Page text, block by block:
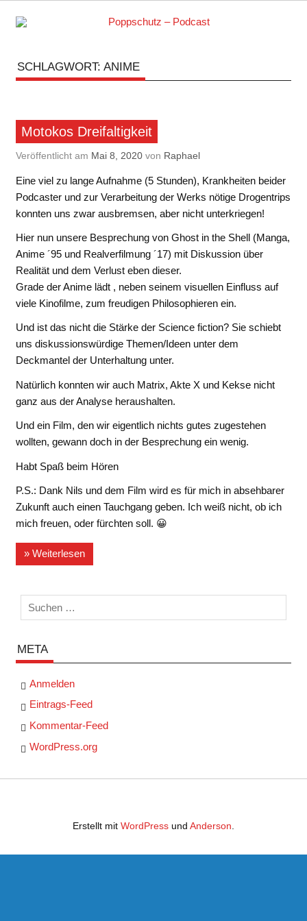
Skip
contentPodcasts zu Ihrem Vergnügen
SCHLAGWORT: ANIME
Motokos Dreifaltigkeit
Veröffentlicht am Mai 8, 2020von Raphael
Eine viel zu lange Aufnahme (5 Stunden), Krankheiten beider
Podcaster und zur Verarbeitung der Werks nötige Drogentrips
konnten uns zwar ausbremsen, aber nicht unterkriegen!
Hier nun unsere Besprechung von Ghost in the Shell (Manga,
Anime ´95 und Realverfilmung ´17) mit Diskussion über
Realität und dem Verlust eben dieser.
Grade der Anime lädt , neben seinem visuellen Einfluss auf
viele Kinofilme, zum freudigen Philosophieren ein.
Und ist das nicht die Stärke der Science fiction? Sie schiebt
uns diskussionswürdige Themen/Ideen unter dem
Deckmantel der Unterhaltung unter.
Natürlich konnten wir auch Matrix, Akte X und Kekse nicht
ganz aus der Analyse heraushalten.
Und ein Film, den wir eigentlich nichts gutes zugestehen
wollten, gewann doch in der Besprechung ein wenig.
Habt Spaß beim Hören
P.S.: Dank Nils und dem Film wird es für mich in absehbarer
Zukunft auch einen Tauchgang geben. Ich weiß nicht, ob ich
mich freuen, oder fürchten soll. 😀
» Weiterlesen
META
Anmelden
Eintrags-Feed
Kommentar-Feed
WordPress.org
Erstellt mit WordPress und Anderson.